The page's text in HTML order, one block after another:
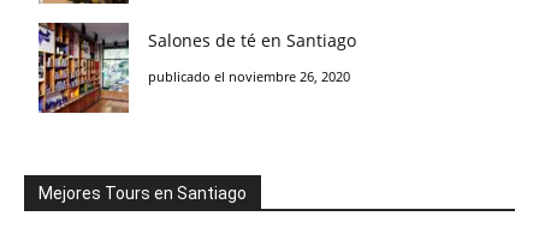
Salones de té en Santiago
publicado el noviembre 26, 2020
Mejores Tours en Santiago